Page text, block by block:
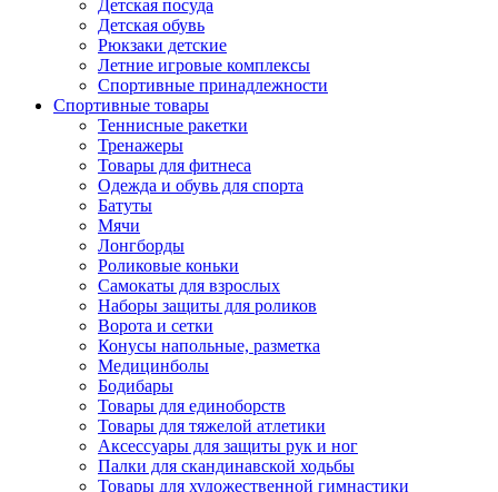
Детская посуда
Детская обувь
Рюкзаки детские
Летние игровые комплексы
Спортивные принадлежности
Спортивные товары
Теннисные ракетки
Тренажеры
Товары для фитнеса
Одежда и обувь для спорта
Батуты
Мячи
Лонгборды
Роликовые коньки
Самокаты для взрослых
Наборы защиты для роликов
Ворота и сетки
Конусы напольные, разметка
Медицинболы
Бодибары
Товары для единоборств
Товары для тяжелой атлетики
Аксессуары для защиты рук и ног
Палки для скандинавской ходьбы
Товары для художественной гимнастики